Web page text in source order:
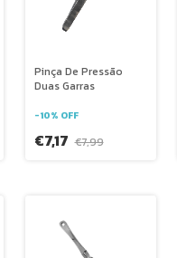
Pinça De Pressão
Duas Garras
-10% OFF
€7,17 €7,99